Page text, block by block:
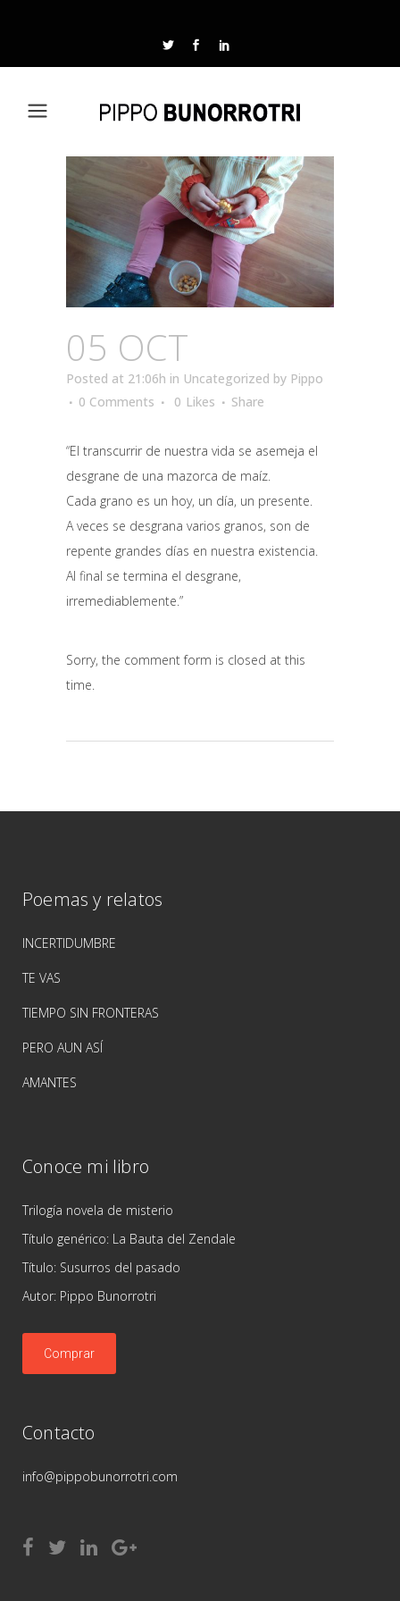
05 OCT
Posted at 21:06h in Uncategorized by Pippo
0 Comments
0 Likes Share
“El transcurrir de nuestra vida se asemeja el
desgrane de una mazorca de maíz.
Cada grano es un hoy, un día, un presente.
A veces se desgrana varios granos, son de
repente grandes días en nuestra existencia.
Al final se termina el desgrane,
irremediablemente.”
Sorry, the comment form is closed at this
time.
Poemas y relatos
INCERTIDUMBRE
TE VAS
TIEMPO SIN FRONTERAS
PERO AUN ASÍ
AMANTES
Conoce mi libro
Trilogía novela de misterio
Título genérico: La Bauta del Zendale
Título: Susurros del pasado
Autor: Pippo Bunorrotri
Comprar
Contacto
info@pippobunorrotri.com